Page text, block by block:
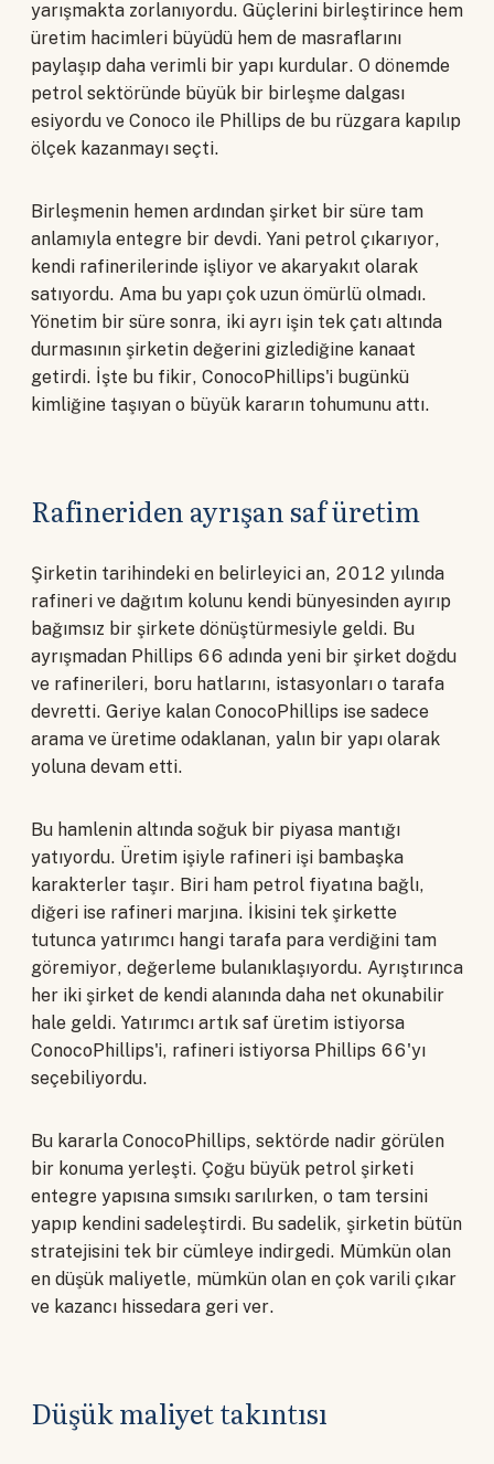
yarışmakta zorlanıyordu. Güçlerini birleştirince hem
üretim hacimleri büyüdü hem de masraflarını
paylaşıp daha verimli bir yapı kurdular. O dönemde
petrol sektöründe büyük bir birleşme dalgası
esiyordu ve Conoco ile Phillips de bu rüzgara kapılıp
ölçek kazanmayı seçti.
Birleşmenin hemen ardından şirket bir süre tam
anlamıyla entegre bir devdi. Yani petrol çıkarıyor,
kendi rafinerilerinde işliyor ve akaryakıt olarak
satıyordu. Ama bu yapı çok uzun ömürlü olmadı.
Yönetim bir süre sonra, iki ayrı işin tek çatı altında
durmasının şirketin değerini gizlediğine kanaat
getirdi. İşte bu fikir, ConocoPhillips'i bugünkü
kimliğine taşıyan o büyük kararın tohumunu attı.
Rafineriden ayrışan saf üretim
Şirketin tarihindeki en belirleyici an, 2012 yılında
rafineri ve dağıtım kolunu kendi bünyesinden ayırıp
bağımsız bir şirkete dönüştürmesiyle geldi. Bu
ayrışmadan Phillips 66 adında yeni bir şirket doğdu
ve rafinerileri, boru hatlarını, istasyonları o tarafa
devretti. Geriye kalan ConocoPhillips ise sadece
arama ve üretime odaklanan, yalın bir yapı olarak
yoluna devam etti.
Bu hamlenin altında soğuk bir piyasa mantığı
yatıyordu. Üretim işiyle rafineri işi bambaşka
karakterler taşır. Biri ham petrol fiyatına bağlı,
diğeri ise rafineri marjına. İkisini tek şirkette
tutunca yatırımcı hangi tarafa para verdiğini tam
göremiyor, değerleme bulanıklaşıyordu. Ayrıştırınca
her iki şirket de kendi alanında daha net okunabilir
hale geldi. Yatırımcı artık saf üretim istiyorsa
ConocoPhillips'i, rafineri istiyorsa Phillips 66'yı
seçebiliyordu.
Bu kararla ConocoPhillips, sektörde nadir görülen
bir konuma yerleşti. Çoğu büyük petrol şirketi
entegre yapısına sımsıkı sarılırken, o tam tersini
yapıp kendini sadeleştirdi. Bu sadelik, şirketin bütün
stratejisini tek bir cümleye indirgedi. Mümkün olan
en düşük maliyetle, mümkün olan en çok varili çıkar
ve kazancı hissedara geri ver.
Düşük maliyet takıntısı